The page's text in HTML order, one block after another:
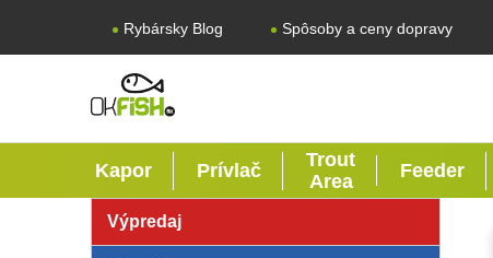
Rybársky Blog Spôsoby a ceny dopravy
Kapor Prívlač
Trout
Area
Feeder
Bočný panel
Výpredaj